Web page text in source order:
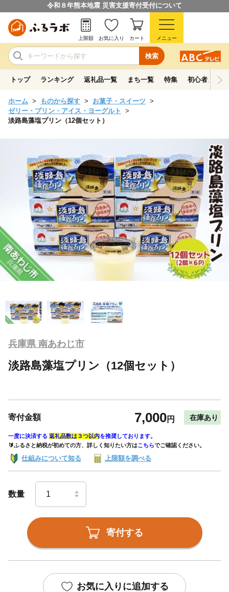
令和８年熊本地震 災害支援寄付受付について
検索
上限額 お気に入り カート メニュー
トップ ランキング 返礼品一覧 まち一覧 特集 初心者ガイド
ホーム ものから探す
お菓子・スイーツ
ゼリー・プリン・アイス・ヨーグルト
淡路島藻塩プリン（12個セット）
兵庫県 南あわじ市
淡路島藻塩プリン（12個セット）
寄付金額 7,000円 在庫あり
一度に決済する 返礼品数は３つ以内を推奨しております。
🔰ふるさと納税が初めての方、詳しく知りたい方はこちらでご確認ください。
仕組みについて知る 上限額を調べる
数量
寄付する
お気に入りに追加する